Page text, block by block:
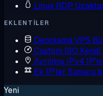
Linux RDP
EKLENTILER
Depolama VPS
Custom ISO Kendi
Ayrılmış IPv4
Ek IP'ler Sunucu
Yeni